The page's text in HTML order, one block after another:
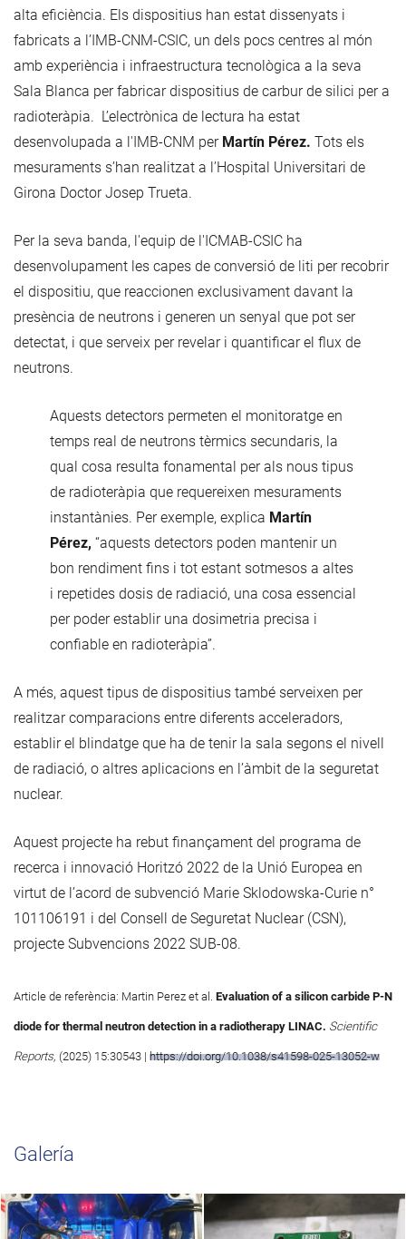
alta eficiència. Els dispositius han estat dissenyats i
fabricats a l’IMB-CNM-CSIC, un dels pocs centres al món
amb experiència i infraestructura tecnològica a la seva
Sala Blanca per fabricar dispositius de carbur de silici per a
radioteràpia. L’electrònica de lectura ha estat
desenvolupada a l'IMB-CNM per Martín Pérez. Tots els
mesuraments s’han realitzat a l’Hospital Universitari de
Girona Doctor Josep Trueta.
Per la seva banda, l'equip de l'ICMAB-CSIC ha
desenvolupament les capes de conversió de liti per recobrir
el dispositiu, que reaccionen exclusivament davant la
presència de neutrons i generen un senyal que pot ser
detectat, i que serveix per revelar i quantificar el flux de
neutrons.
Aquests detectors permeten el monitoratge en
temps real de neutrons tèrmics secundaris, la
qual cosa resulta fonamental per als nous tipus
de radioteràpia que requereixen mesuraments
instantànies. Per exemple, explica Martín
Pérez, “aquests detectors poden mantenir un
bon rendiment fins i tot estant sotmesos a altes
i repetides dosis de radiació, una cosa essencial
per poder establir una dosimetria precisa i
confiable en radioteràpia”.
A més, aquest tipus de dispositius també serveixen per
realitzar comparacions entre diferents acceleradors,
establir el blindatge que ha de tenir la sala segons el nivell
de radiació, o altres aplicacions en l’àmbit de la seguretat
nuclear.
Aquest projecte ha rebut finançament del programa de
recerca i innovació Horitzó 2022 de la Unió Europea en
virtut de l’acord de subvenció Marie Sklodowska-Curie n°
101106191 i del Consell de Seguretat Nuclear (CSN),
projecte Subvencions 2022 SUB-08.
Article de referència: Martin Perez et al. Evaluation of a silicon carbide P-N
diode for thermal neutron detection in a radiotherapy LINAC. Scientific
Reports, (2025) 15:30543 | https://doi.org/10.1038/s41598-025-13052-w
Galería